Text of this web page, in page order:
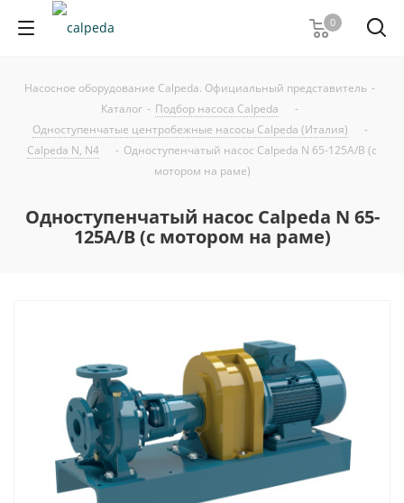
0
Насосное оборудование Calpeda. Официальный представитель -
Каталог - Подбор насоса Calpeda
-
Одноступенчатые центробежные насосы Calpeda (Италия)
-
Calpeda N, N4
- Одноступенчатый насос Calpeda N 65-125A/B (с
мотором на раме)
Одноступенчатый насос Calpeda N 65-
125A/B (с мотором на раме)